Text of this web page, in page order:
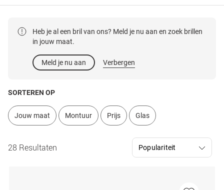
Heb je al een bril van ons? Meld je nu aan en zoek brillen
in jouw maat.
Meld je nu aan Verbergen
SORTEREN OP
Jouw maat Montuur Prijs Glas
28 Resultaten